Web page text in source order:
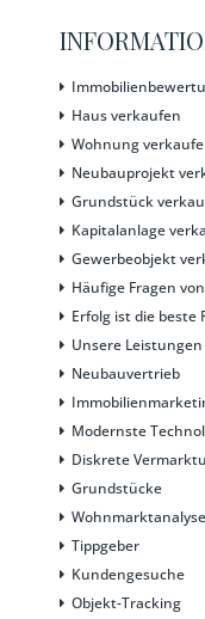
Haus verkaufen
Wohnung
Neubauprojekt
Grundstück
Kapitalanlage
Gewerbeobjekt
Häufige Fragen
Erfolg ist die beste
Unsere Leistungen
Neubauvertrieb
Modernste
Diskrete
Grundstücke
Wohnmarktanalyse
Tippgeber
Kundengesuche
Objekt-Tracking